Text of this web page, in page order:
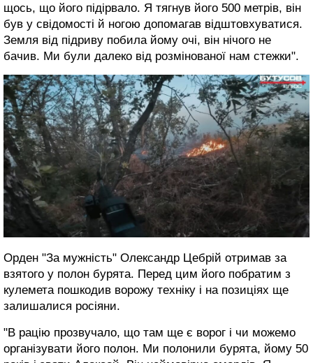
щось, що його підірвало. Я тягнув його 500 метрів, він
був у свідомості й ногою допомагав відштовхуватися.
Земля від підриву побила йому очі, він нічого не
бачив. Ми були далеко від розмінованої нам стежки".
Орден "За мужність" Олександр Цебрій отримав за
взятого у полон бурята. Перед цим його побратим з
кулемета пошкодив ворожу техніку і на позиціях ще
залишалися росіяни.
"В рацію прозвучало, що там ще є ворог і чи можемо
організувати його полон. Ми полонили бурята, йому 50